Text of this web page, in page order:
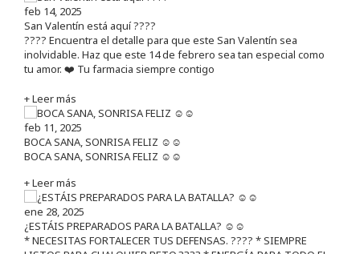
feb 14, 2025
San Valentín está aquí ????
???? Encuentra el detalle para que este San Valentín sea
inolvidable. Haz que este 14 de febrero sea tan especial como
tu amor. ❤️ Tu farmacia siempre contigo
+ Leer más
feb 11, 2025
BOCA SANA, SONRISA FELIZ ☺️☺️
BOCA SANA, SONRISA FELIZ ☺️☺️
+ Leer más
ene 28, 2025
¿ESTÁIS PREPARADOS PARA LA BATALLA? ☺️☺️
* NECESITAS FORTALECER TUS DEFENSAS. ????️ * SIEMPRE